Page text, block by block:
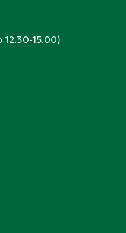
12.30-15.00)